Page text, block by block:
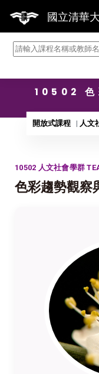
國立清華
10502 色
開放式課程 人文
10502 人文社會學群
色彩趨勢觀察